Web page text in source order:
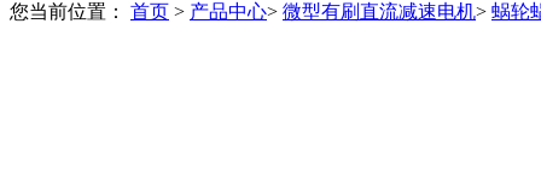
您当前位置： 首页 > 产品中心> 微型有刷直流减速电机> 蜗轮